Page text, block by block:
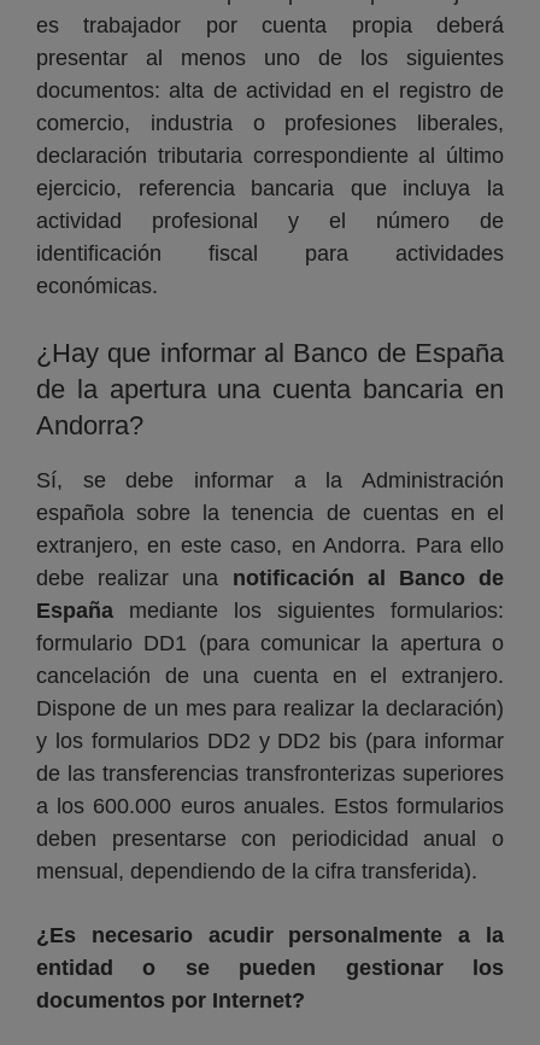
es trabajador por cuenta propia deberá
presentar al menos uno de los siguientes
documentos: alta de actividad en el registro de
comercio, industria o profesiones liberales,
declaración tributaria correspondiente al último
ejercicio, referencia bancaria que incluya la
actividad profesional y el número de
identificación fiscal para actividades
económicas.
¿Hay que informar al Banco de España
de la apertura una cuenta bancaria en
Andorra?
Sí, se debe informar a la Administración
española sobre la tenencia de cuentas en el
extranjero, en este caso, en Andorra. Para ello
debe realizar una notificación al Banco de
España mediante los siguientes formularios:
formulario DD1 (para comunicar la apertura o
cancelación de una cuenta en el extranjero.
Dispone de un mes para realizar la declaración)
y los formularios DD2 y DD2 bis (para informar
de las transferencias transfronterizas superiores
a los 600.000 euros anuales. Estos formularios
deben presentarse con periodicidad anual o
mensual, dependiendo de la cifra transferida).
¿Es necesario acudir personalmente a la
entidad o se pueden gestionar los
documentos por Internet?